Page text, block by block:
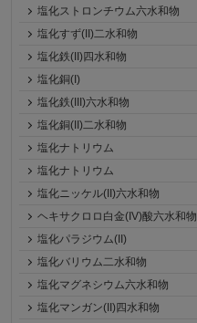
塩化ストロンチウム六水和物
塩化すず(II)二水和物
塩化鉄(II)四水和物
塩化銅(I)
塩化鉄(III)六水和物
塩化銅(II)二水和物
塩化ナトリウム
塩化ナトリウム
塩化ニッケル(II)六水和物
ヘキサクロロ白金(IV)酸六水和物
塩化パラジウム(II)
塩化バリウム二水和物
塩化マグネシウム六水和物
塩化マンガン(II)四水和物